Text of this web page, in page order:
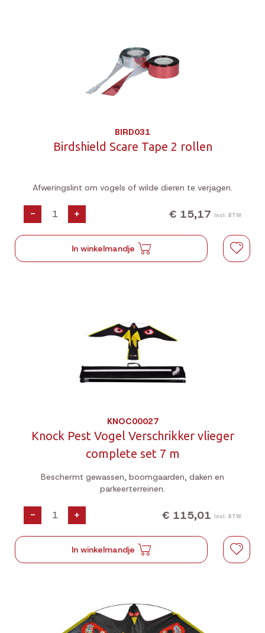
BIRD031
Birdshield Scare Tape 2 rollen
Afweringslint om vogels of wilde dieren te verjagen.
- + € 15,17 Incl. BTW
In winkelmandje
KNOC00027
Knock Pest Vogel Verschrikker vlieger
complete set 7 m
Beschermt gewassen, boomgaarden, daken en
parkeerterreinen.
- + € 115,01 Incl. BTW
In winkelmandje